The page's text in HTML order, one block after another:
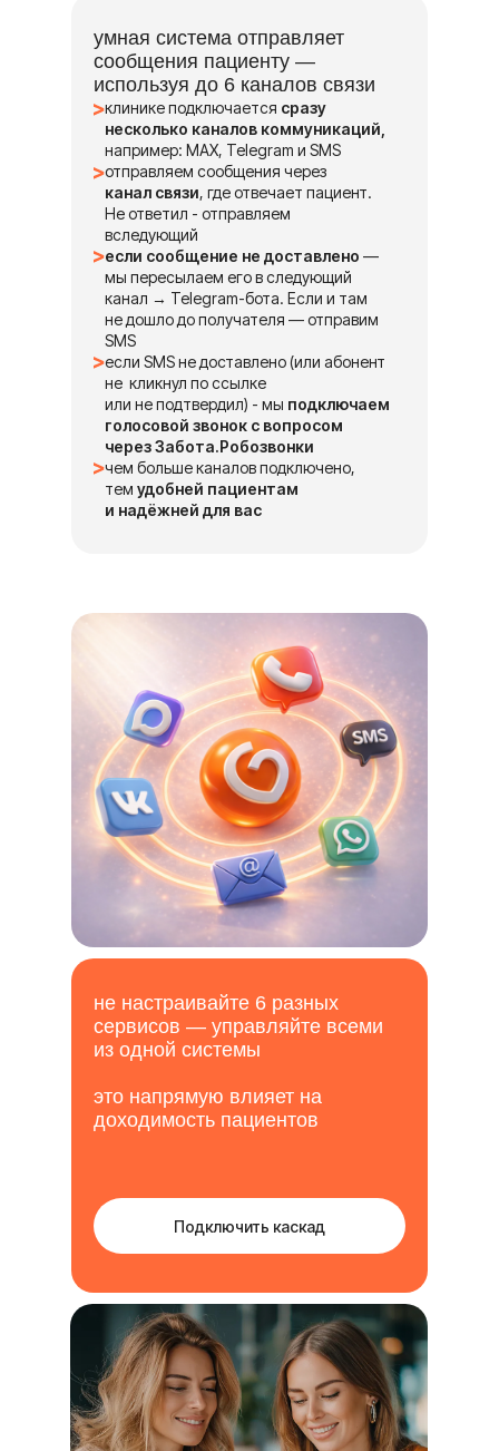
умная система отправляет
сообщения пациенту —
используя до 6 каналов связи
клинике подключается сразу
несколько каналов коммуникаций,
например: MAX, Telegram и SMS
отправляем сообщения через
канал связи, где отвечает пациент.
Не ответил - отправляем
вследующий
если сообщение не доставлено —
мы пересылаем его в следующий
канал → Telegram-бота. Если и там
не дошло до получателя — отправим
SMS
если SMS не доставлено (или абонент
не кликнул по ссылке
или не подтвердил) - мы подключаем
голосовой звонок с вопросом
черезЗабота.Робозвонки
чем больше каналов подключено,
тем удобней пациентам
и надёжней для вас
не настраивайте 6 разных
сервисов — управляйте всеми
из одной системы
это напрямую влияет на
доходимость пациентов
Подключить каскад